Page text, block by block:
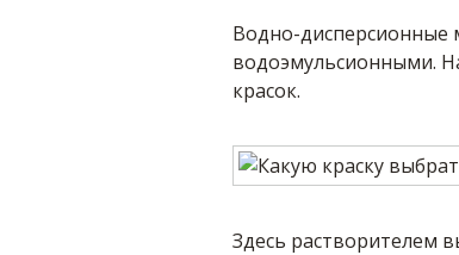
Водно-
водоэмульсионными.
красок.
Здесь растворителем